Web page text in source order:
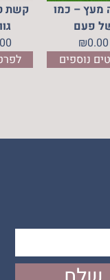
נדנדה מעץ – כמו
של פעם
0.00
לפרטים נוספים